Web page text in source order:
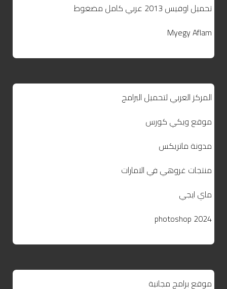
تحميل اوفيس 2013 عربي كامل مضغوط
Myegy Aflam
المركز العربي لتحميل البرامج
موقع ويكي كورس
مدونة ماتريكس
منتجات غروهي في الامارات
ماي ايجي
photoshop 2024
موقع برامج مجانية